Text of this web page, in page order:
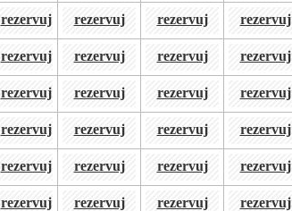
rezervuj rezervuj rezervuj rezervuj
rezervuj rezervuj rezervuj rezervuj
rezervuj rezervuj rezervuj rezervuj
rezervuj rezervuj rezervuj rezervuj
rezervuj rezervuj rezervuj rezervuj
rezervuj rezervuj rezervuj rezervuj